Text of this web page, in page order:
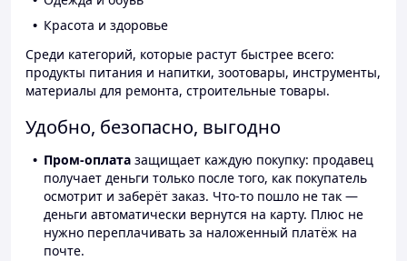
Красота и здоровье
Среди категорий, которые растут быстрее всего:
продукты питания и напитки, зоотовары, инструменты,
материалы для ремонта, строительные товары.
Удобно, безопасно, выгодно
Пром-оплата защищает каждую покупку: продавец
получает деньги только после того, как покупатель
осмотрит и заберёт заказ. Что-то пошло не так —
деньги автоматически вернутся на карту. Плюс не
нужно переплачивать за наложенный платёж на
почте.